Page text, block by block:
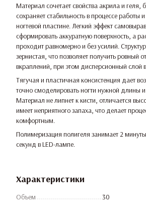
Материал сочетает свойства акрила и геля,
сохраняет стабильность в процессе работы
ногтевой пластине. Легкий эффект
сформировать аккуратную поверхность, а
проходит равномерно и без усилий.
зернистая, что позволяет получить ровный
вкраплений, при этом дисперсионный
Тягучая и пластичная консистенция дает
точно смоделировать ногти нужной длины и
Материал не липнет к кисти, отличается
имеет неприятного запаха, что делает
комфортным.
Полимеризация полигеля занимает 2
секунд в LED-лампе.
Характеристики
Объем 30